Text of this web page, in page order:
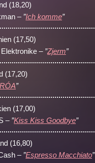
(18,20)
– ”Ich komme”
(17,50)
– ”Zjerm”
(17,20)
RÓA”
(17,00)
– ”Kiss Kiss Goodbye”
(16,80)
– ”Espresso Macchiato”